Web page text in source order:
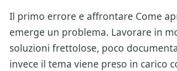
Il primo errore e affrontare Come
emerge un problema. Lavorare in
soluzioni frettolose, poco
invece il tema viene preso in carico